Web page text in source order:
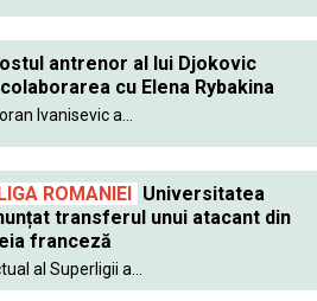
antrenor al lui Djokovic
cu Elena Rybakina
Ivanisevic a...
ROMANIEI
Universitatea
transferul unui atacant din
franceză
al Superligii a...